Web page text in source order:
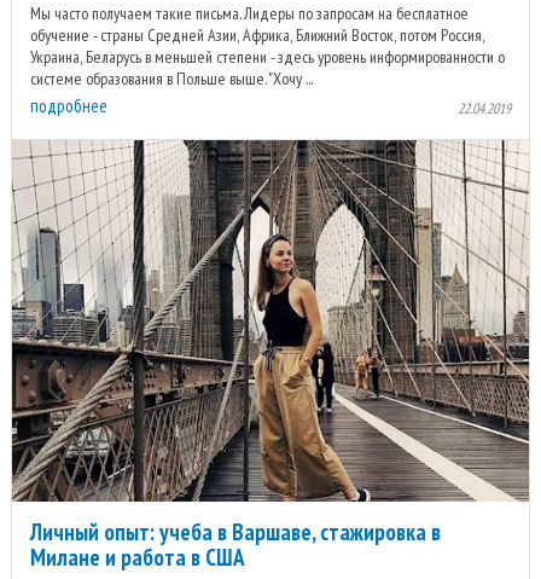
Мы часто получаем такие письма. Лидеры по запросам на бесплатное
обучение - страны Средней Азии, Африка, Ближний Восток, потом Россия,
Украина, Беларусь в меньшей степени - здесь уровень информированности о
системе образования в Польше выше. "Хочу ...
подробнее 22.04.2019
Личный опыт: учеба в Варшаве, стажировка в
Милане и работа в США